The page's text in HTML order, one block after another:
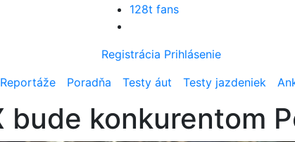
128t fans
Registrácia Prihlásenie
Reportáže Poradňa Testy áut Testy jazdeniek
bude konkurentom